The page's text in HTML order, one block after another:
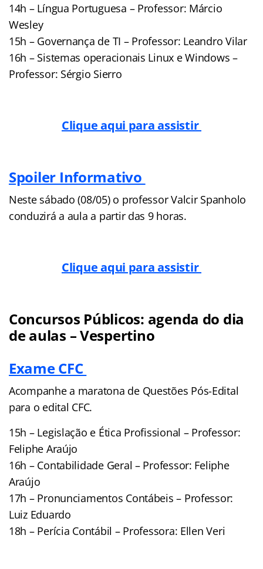
14h – Língua Portuguesa – Professor: Márcio
Wesley
15h – Governança de TI – Professor: Leandro Vilar
16h – Sistemas operacionais Linux e Windows –
Professor: Sérgio Sierro
Clique aqui para assistir
Spoiler Informativo
Neste sábado (08/05) o professor Valcir Spanholo
conduzirá a aula a partir das 9 horas.
Clique aqui para assistir
Concursos Públicos: agenda do dia
de aulas – Vespertino
Exame CFC
Acompanhe a maratona de Questões Pós-Edital
para o edital CFC.
15h – Legislação e Ética Profissional – Professor:
Feliphe Araújo
16h – Contabilidade Geral – Professor: Feliphe
Araújo
17h – Pronunciamentos Contábeis – Professor:
Luiz Eduardo
18h – Perícia Contábil – Professora: Ellen Veri